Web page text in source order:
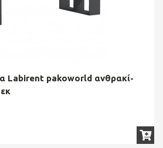
Labirent pakoworld ανθρακί-